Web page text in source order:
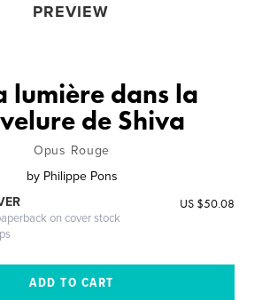
PREVIEW
lumière dans la
de Shiva
Opus Rouge
by Philippe Pons
on cover stock
US $50.08